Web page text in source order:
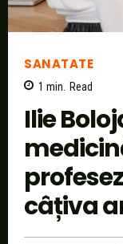
SANATATE
1 min. Read
Ilie
câțiva